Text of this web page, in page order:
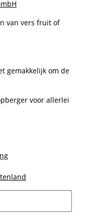
van vers fruit of
gemakkelijk om de
voor allerlei